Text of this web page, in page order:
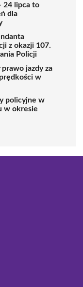
24 lipca to
dla
z okazji 107.
Policji
jazdy za
w
policyjne w
w okresie